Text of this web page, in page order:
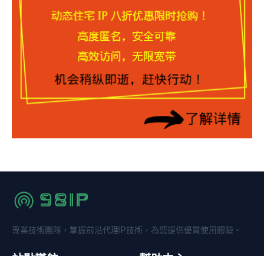
專業技術團隊，掌握前沿代理IP技術，為您提供優質使用體驗。